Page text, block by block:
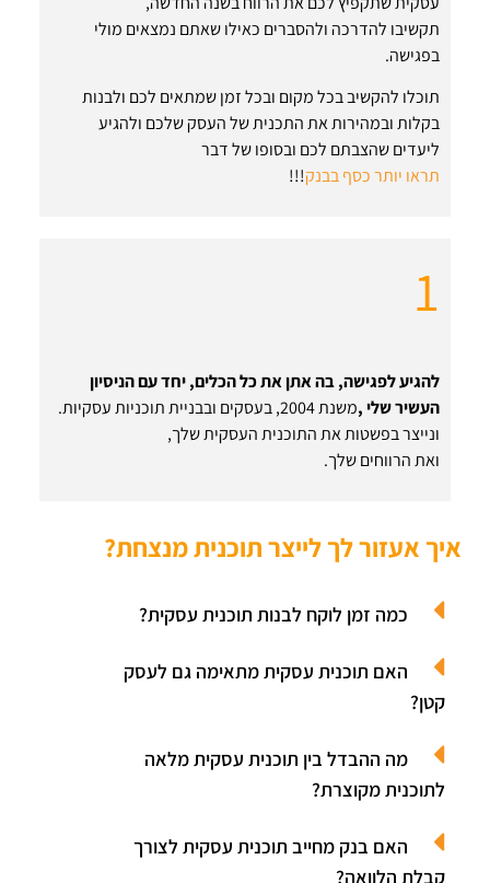
תקשיבו להדרכה ולהסברים כאילו שאתם נמצאים מולי
בפגישה.
תוכלו להקשיב בכל מקום ובכל זמן שמתאים לכם ולבנות
בקלות ובמהירות את התכנית של העסק שלכם ולהגיע
ליעדים שהצבתם לכם ובסופו של דבר
תראו יותר כסף בבנק!!!
1
להגיע לפגישה, בה אתן את כל הכלים, יחד עם הניסיון
העשיר שלי ,משנת 2004, בעסקים ובבניית תוכניות עסקיות.
ונייצר בפשטות את התוכנית העסקית שלך,
ואת הרווחים שלך.
איך אעזור לך לייצר תוכנית מנצחת?
כמה זמן לוקח לבנות תוכנית עסקית?
האם תוכנית עסקית מתאימה גם לעסק
קטן?
מה ההבדל בין תוכנית עסקית מלאה
לתוכנית מקוצרת?
האם בנק מחייב תוכנית עסקית לצורך
קבלת הלוואה?